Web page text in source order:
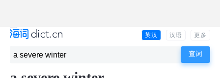
英汉 汉语 更多